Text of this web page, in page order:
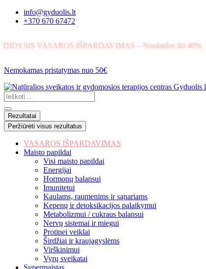
info@gyduolis.lt
+370 670 67472
DIDYSIS VASAROS IŠPARDAVIMAS – Nuolaidos iki 40%
Nemokamas pristatymas nuo 50€
Search
...
Rezultatai
Peržiūrėti visus rezultatus
VASAROS IŠPARDAVIMAS
Maisto papildai
Visi maisto papildai
Energijai
Hormonų balansui
Imunitetui
Kaulams, raumenims ir sąnariams
Kepenų ir detoksikacijos palaikymui
Metabolizmui / cukraus balansui
Nervų sistemai ir miegui
Protinei veiklai
Širdžiai ir kraujagyslėms
Virškinimui
Vyrų sveikatai
Supermaistas